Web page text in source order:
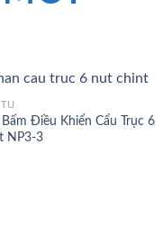
Điều Khiển Cẩu Trục 6
NP3-3